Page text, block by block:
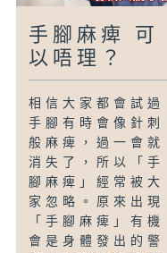
手腳麻痺 可
以唔理？
相信大家都會試過
手腳有時會像針刺
般麻痺，過一會就
消失了，所以「手
腳麻痺」經常被大
家忽略。原來出現
「手腳麻痺」有機
會是身體發出的警